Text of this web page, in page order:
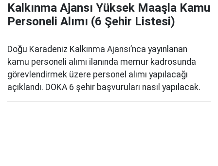
Kalkınma Ajansı Yüksek Maaşla Kamu
Personeli Alımı (6 Şehir Listesi)
Doğu Karadeniz Kalkınma Ajansı’nca yayınlanan
kamu personeli alımı ilanında memur kadrosunda
görevlendirmek üzere personel alımı yapılacağı
açıklandı. DOKA 6 şehir başvuruları nasıl yapılacak.